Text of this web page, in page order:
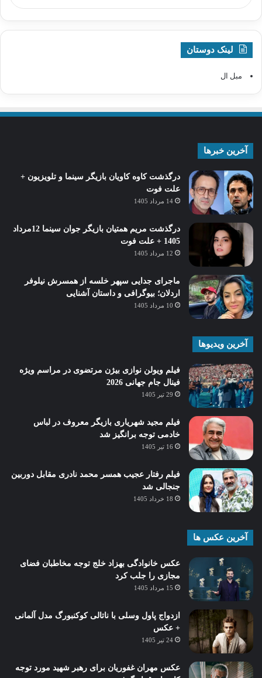
لینک دوستان
مبل ال
آخرین خبرها
درگذشت کاوه کاویان بازیگر سینما و تلویزیون +
علت فوت
14 مرداد 1405
درگذشت مریم همتیان بازیگر جوان سینما 12مرداد
1405 + علت فوت
12 مرداد 1405
ماجرای جدایی سپهر خلسه از همسرش نیلوفر
اردلان؛ بیوگرافی و داستان آشنایی
10 مرداد 1405
آخرین ویدیوها
فیلم ویولن نوازی بیژن مرتضوی در مراسم ویژه
فینال جام جهانی 2026
29 تیر 1405
فیلم مجید شهریاری بازیگر معروف در لباس
خادمی توجه برانگیز شد
16 تیر 1405
فیلم رفتار عجیب همسر محمد نادری مقابل دوربین
جنجالی شد
18 خرداد 1405
آخرین عکس ها
عکس خانوادگی بهزاد خلج توجه مخاطبان فضای
مجازی را جلب کرد
15 مرداد 1405
ازدواج پاول وسلی با ناتالی کوکنبورگ مدل آلمانی
+ عکس
24 تیر 1405
عکس مهران غفوریان برای رهبر شهید مورد توجه